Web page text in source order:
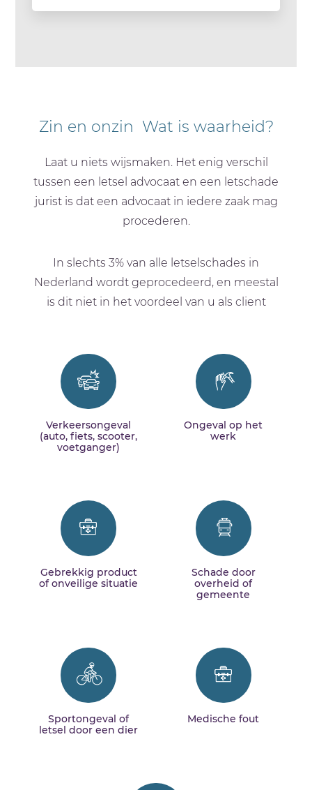
Zin en onzin Wat is waarheid?
Laat u niets wijsmaken. Het enig verschil
tussen een letsel advocaat en een letschade
jurist is dat een advocaat in iedere zaak mag
procederen.
In slechts 3% van alle letselschades in
Nederland wordt geprocedeerd, en meestal
is dit niet in het voordeel van u als client
Verkeersongeval
(auto, fiets, scooter,
voetganger)
Ongeval op het
werk
Gebrekkig product
of onveilige situatie
Schade door
overheid of
gemeente
Sportongeval of
letsel door een dier
Medische fout